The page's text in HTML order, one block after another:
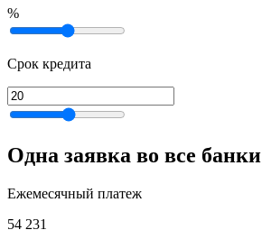
%
Срок кредита
Одна заявка во все банки
Ежемесячный платеж
54 231